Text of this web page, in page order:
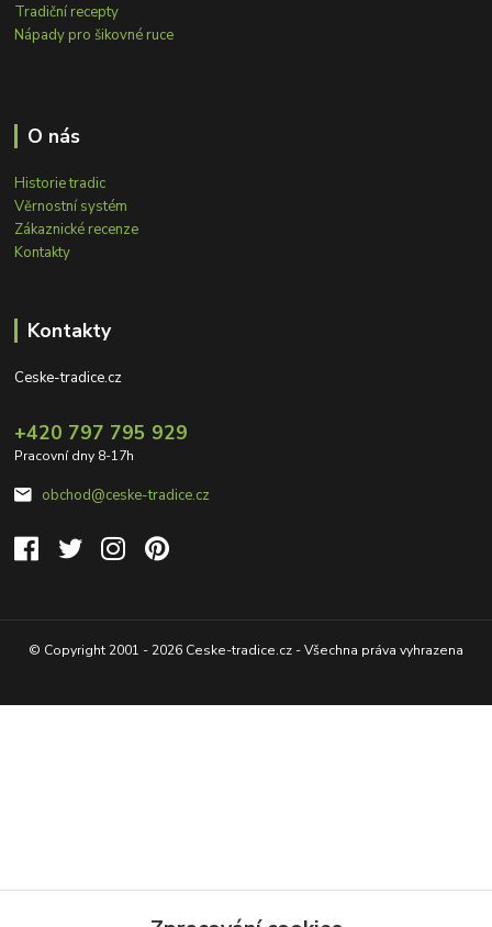
Tradiční recepty
Nápady pro šikovné ruce
O nás
Historie tradic
Věrnostní systém
Zákaznické recenze
Kontakty
Kontakty
Ceske-tradice.cz
+420 797 795 929
Pracovní dny 8-17h
obchod@ceske-tradice.cz
© Copyright 2001 - 2026 Ceske-tradice.cz - Všechna práva vyhrazena